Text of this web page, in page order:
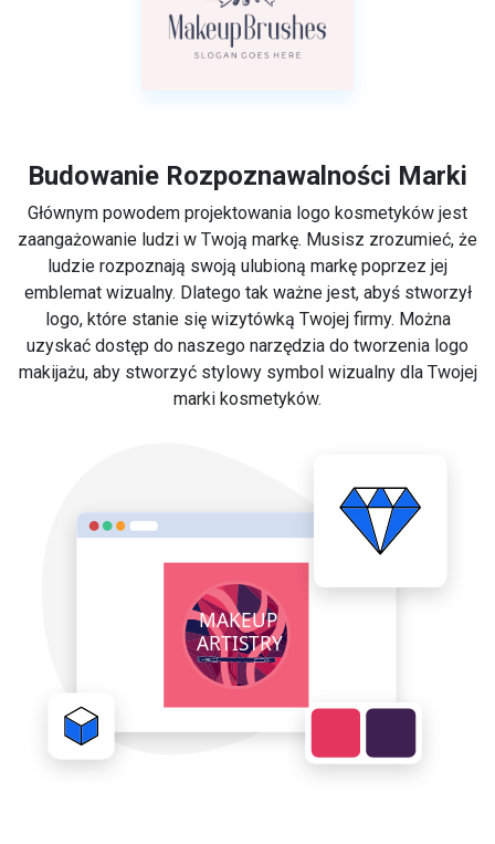
Budowanie Rozpoznawalności Marki
Głównym powodem projektowania logo kosmetyków jest
zaangażowanie ludzi w Twoją markę. Musisz zrozumieć, że
ludzie rozpoznają swoją ulubioną markę poprzez jej
emblemat wizualny. Dlatego tak ważne jest, abyś stworzył
logo, które stanie się wizytówką Twojej firmy. Można
uzyskać dostęp do naszego narzędzia do tworzenia logo
makijażu, aby stworzyć stylowy symbol wizualny dla Twojej
marki kosmetyków.